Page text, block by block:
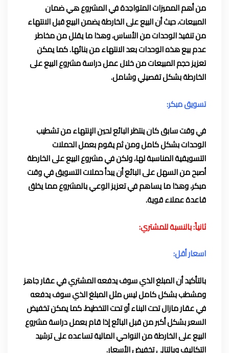
من أهم المميزات المتواجدة في المشروع هي ضمان
المبيعات، حيث أن البيع على الخارطة يضمن البيع قبل الانتهاء
من تنفيذ الوحدات من الأساس، وهذا ما يقلل من مخاطر
عدم بيع هذه الوحدات بعد الانتهاء من بنائها. كما يمكن
تعزيز حجم المبيعات من خلال عمل دراسة مشروع البيع على
الخارطة بشكل تفصيلي وشامل.
تسويق مبكر:
في وقت سابق كان ينتظر البائع لحين الإنتهاء من تشطيب
الوحدات بشكل كامل ومن ثم يقوم بعمل الحملات
التسويقية المناسبة لها، ولكن في مشروع البيع على الخارطة
أصبح من السهل على البائع أن يبدأ حملات التسويق في وقت
مبكر، وهذا ما يساهم في تعزيز الوعي بالمشروع مما يخلق
قاعدة عملاء قوية.
ثانياً: بالنسبة للمشتري:
اسعار أقل:
بالتأكيد أن المبلغ الذي سوف يدفعه المشتري في عقار جاهز
ومشطب بشكل كامل ليس مثل المبلغ الذي سوف يدفعه
في عقار مازال تحت البناء أو تحت التخطيط. كما يمكن تخفيض
السعر بشكل أكبر من قبل البائع إذا قام بعمل دراسة مشروع
البيع على الخارطة من النواحي المالية تساعده على ترشيد
التكاليف وبالتالي تخفيض الأسعار.